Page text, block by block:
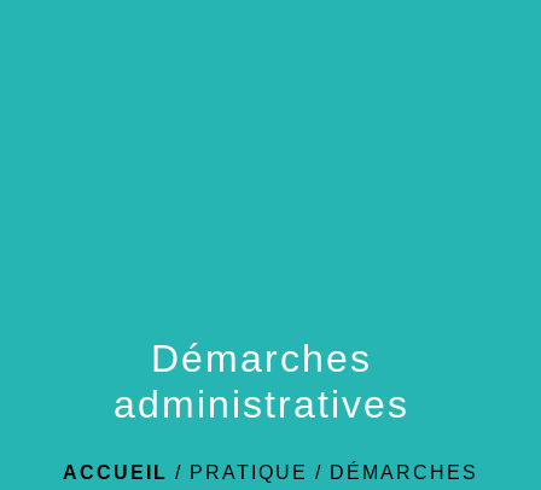
Démarches
administratives
ACCUEIL / PRATIQUE / DÉMARCHES